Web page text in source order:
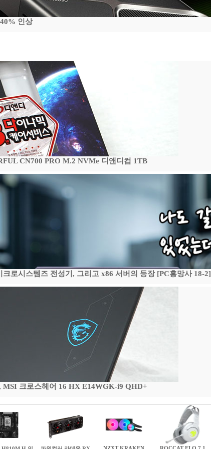
인상
CN700 PRO M.2 NVMe 디앤디컴 1TB
로시스템즈 전성기, 그리고 x86 서버의 등장 [PC흥망사 18-2]
크로스헤어 16 HX E14WGK-i9 QHD+